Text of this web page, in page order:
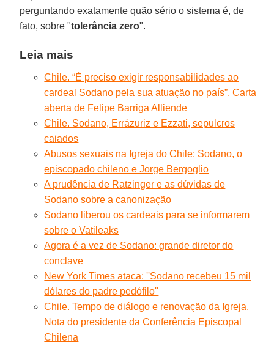
perguntando exatamente quão sério o sistema é, de
fato, sobre "tolerância zero".
Leia mais
Chile. “É preciso exigir responsabilidades ao
cardeal Sodano pela sua atuação no país”. Carta
aberta de Felipe Barriga Alliende
Chile. Sodano, Errázuriz e Ezzati, sepulcros
caiados
Abusos sexuais na Igreja do Chile: Sodano, o
episcopado chileno e Jorge Bergoglio
A prudência de Ratzinger e as dúvidas de
Sodano sobre a canonização
Sodano liberou os cardeais para se informarem
sobre o Vatileaks
Agora é a vez de Sodano: grande diretor do
conclave
New York Times ataca: ''Sodano recebeu 15 mil
dólares do padre pedófilo''
Chile. Tempo de diálogo e renovação da Igreja.
Nota do presidente da Conferência Episcopal
Chilena